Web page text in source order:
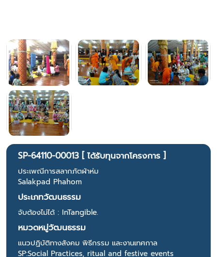
SP-64110-00013 [ ได้รับทุนจากโครงการ ]
ประเพณีการสลากภัตผ้าห่ม
Salakpad Phahom
ประเภทวัฒนธรรม
จับต้องไม่ได้ : InTangible.
หมวดหมู่วัฒนธรรม
แนวปฏิบัติทางสังคม พิธีกรรม และงานเทศกาล
SP:Social Practices, ritual and festive events